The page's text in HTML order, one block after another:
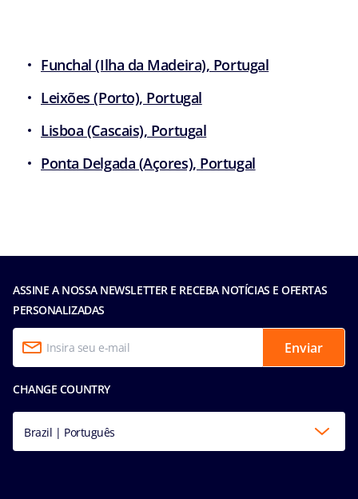
Funchal (Ilha da Madeira), Portugal
Leixões (Porto), Portugal
Lisboa (Cascais), Portugal
Ponta Delgada (Açores), Portugal
ASSINE A NOSSA NEWSLETTER E RECEBA NOTÍCIAS E OFERTAS
PERSONALIZADAS
Enviar
CHANGE COUNTRY
Brazil | Português